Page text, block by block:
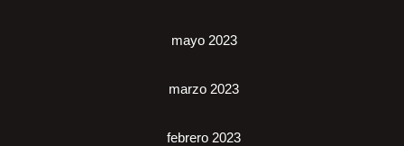
mayo 2023
marzo 2023
febrero 2023